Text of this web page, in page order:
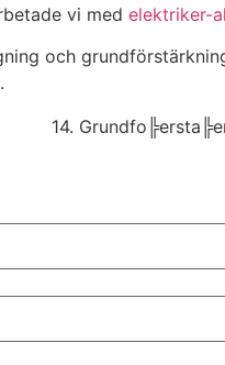
vi med elektriker-
och